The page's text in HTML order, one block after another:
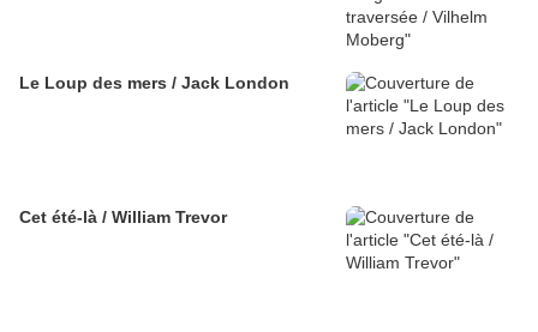
Le Loup des mers / Jack London
Cet été-là / William Trevor